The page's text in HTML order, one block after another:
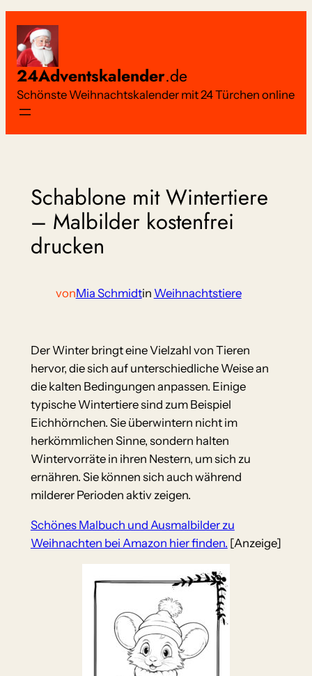
Inhalt
springen
24Adventskalender.de
Schönste Weihnachtskalender mit 24 Türchen online
Schablone mit Wintertiere
– Malbilder kostenfrei
drucken
vonMia Schmidtin Weihnachtstiere
Der Winter bringt eine Vielzahl von Tieren
hervor, die sich auf unterschiedliche Weise an
die kalten Bedingungen anpassen. Einige
typische Wintertiere sind zum Beispiel
Eichhörnchen. Sie überwintern nicht im
herkömmlichen Sinne, sondern halten
Wintervorräte in ihren Nestern, um sich zu
ernähren. Sie können sich auch während
milderer Perioden aktiv zeigen.
Schönes Malbuch und Ausmalbilder zu
Weihnachten bei Amazon hier finden. [Anzeige]